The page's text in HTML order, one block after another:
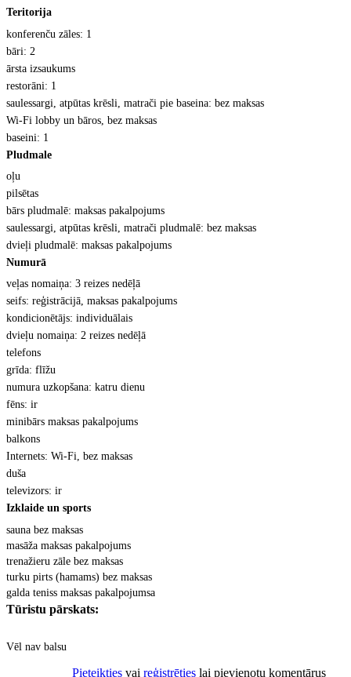
Teritorija
konferenču zāles: 1
bāri: 2
ārsta izsaukums
restorāni: 1
saulessargi, atpūtas krēsli, matrači pie baseina: bez maksas
Wi-Fi lobby un bāros, bez maksas
baseini: 1
Pludmale
oļu
pilsētas
bārs pludmalē: maksas pakalpojums
saulessargi, atpūtas krēsli, matrači pludmalē: bez maksas
dvieļi pludmalē: maksas pakalpojums
Numurā
veļas nomaiņa: 3 reizes nedēļā
seifs: reģistrācijā, maksas pakalpojums
kondicionētājs: individuālais
dvieļu nomaiņa: 2 reizes nedēļā
telefons
grīda: flīžu
numura uzkopšana: katru dienu
fēns: ir
minibārs maksas pakalpojums
balkons
Internets: Wi-Fi, bez maksas
duša
televizors: ir
Izklaide un sports
sauna bez maksas
masāža maksas pakalpojums
trenažieru zāle bez maksas
turku pirts (hamams) bez maksas
galda teniss maksas pakalpojumsa
Tūristu pārskats:
Vēl nav balsu
Pieteikties vai reģistrēties lai pievienotu komentārus